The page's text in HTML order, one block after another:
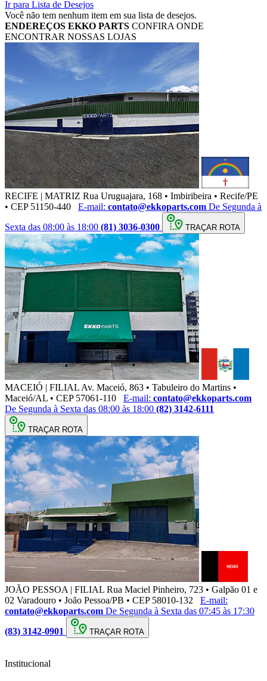
Ir para Lista de Desejos
Você não tem nenhum item em sua lista de desejos.
ENDEREÇOS EKKO PARTS CONFIRA ONDE
ENCONTRAR NOSSAS LOJAS
RECIFE | MATRIZ Rua Uruguajara, 168 • Imbiribeira • Recife/PE
• CEP 51150-440
E-mail: contato@ekkoparts.com De Segunda à
Sexta das 08:00 às 18:00 (81) 3036-0300 TRAÇAR ROTA
MACEIÓ | FILIAL Av. Maceió, 863 • Tabuleiro do Martins •
Maceió/AL • CEP 57061-110
E-mail: contato@ekkoparts.com
De Segunda à Sexta das 08:00 às 18:00 (82) 3142-6111
TRAÇAR ROTA
JOÃO PESSOA | FILIAL Rua Maciel Pinheiro, 723 • Galpão 01 e
02 Varadouro • João Pessoa/PB • CEP 58010-132
E-mail:
contato@ekkoparts.com De Segunda à Sexta das 07:45 às 17:30
(83) 3142-0901
TRAÇAR ROTA
Institucional